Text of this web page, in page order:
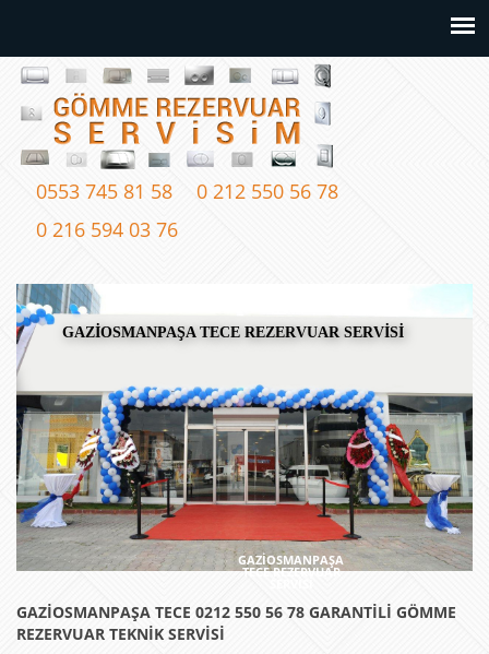
0553 745 81 58
0 212 550 56 78
0 216 594 03 76
GAZİOSMANPAŞA TECE REZERVUAR SERVİSİ
GAZİOSMANPAŞA
TECE REZERVUAR
GAZİOSMANPAŞA TECE 0212 550 56 78 GARANTİLİ GÖMME
REZERVUAR TEKNİK SERVİSİ